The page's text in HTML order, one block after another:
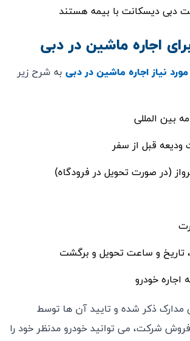
دبی دیسکانت با بیمه هستند
اجاره ماشین در دبی
نیاز اجاره ماشین در دبی به شرح زیر
بین المللی
ودیعه قبل از سفر
(در صورت تحویل در فرودگاه)
تاریخ و ساعت تحویل و برگشت
اجاره خودرو
مدارک ذکر شده و تایید آن ها توسط
شرکت، می توانید خودرو مدنظر خود را